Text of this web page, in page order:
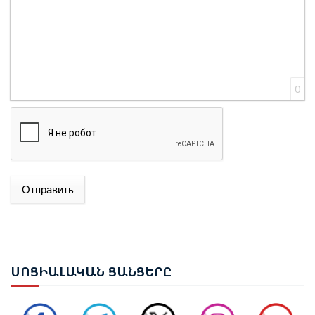
0
Отправить
ՍՈՑԻԱԼԱԿԱՆ ՑԱՆՑԵՐԸ
ԱԴՐԲԵՋԱՆԻ ԱԳ ՆԱԽԱՐԱՐ ՋԵՅՀՈՒՆ ԲԱՅՐԱՄՈՎԸ
ԵՐԵՎԱՆՈՒՄ ԿԱՅԱՑԵԼ Է ԱՆԻԻ ԿԱՄՐՋԻ
ՎԵՐԱԿԱՆԳՆՄԱՆ ՀԱՐՑԵՐՈՎ ՀԱՅԱՍՏԱՆ-ԹՈՒՐՔԻԱ